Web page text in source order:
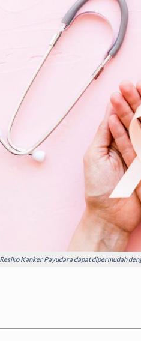
Kanker Payudara dapat dipermudah